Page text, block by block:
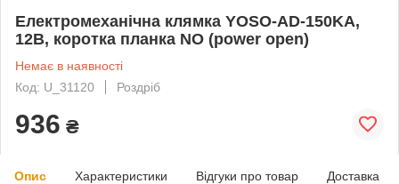
Електромеханічна клямка YOSO-AD-150KA,
12В, коротка планка NO (power open)
Немає в наявності
Код: U_31120
Роздріб
936 ₴
Опис Характеристики Відгуки про товар Доставка